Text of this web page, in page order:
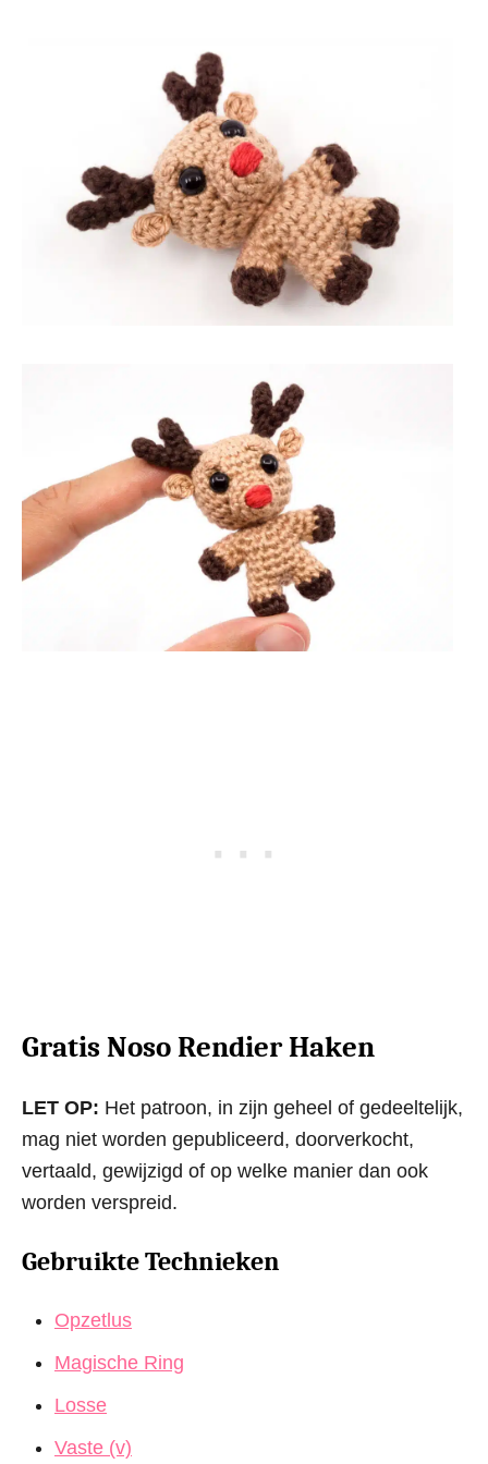
Gratis Noso Rendier Haken
LET OP: Het patroon, in zijn geheel of gedeeltelijk,
mag niet worden gepubliceerd, doorverkocht,
vertaald, gewijzigd of op welke manier dan ook
worden verspreid.
Gebruikte Technieken
Opzetlus
Magische Ring
Losse
Vaste (v)